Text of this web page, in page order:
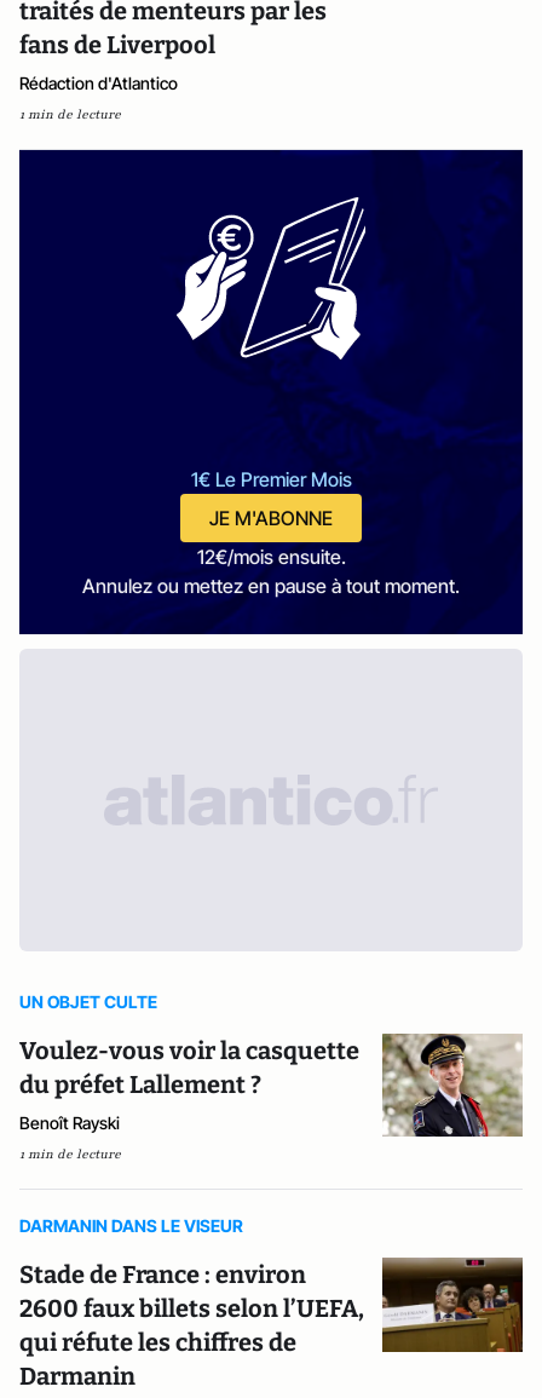
traités de menteurs par les
fans de Liverpool
Rédaction d'Atlantico
1 min de lecture
1€ Le Premier Mois
JE M'ABONNE
12€/mois ensuite.
Annulez ou mettez en pause à tout moment.
UN OBJET CULTE
Voulez-vous voir la casquette
du préfet Lallement ?
Benoît Rayski
1 min de lecture
DARMANIN DANS LE VISEUR
Stade de France : environ
2600 faux billets selon l’UEFA,
qui réfute les chiffres de
Darmanin